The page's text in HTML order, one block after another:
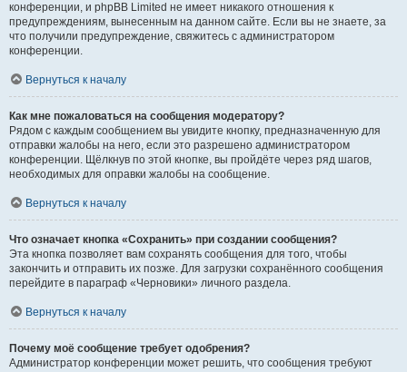
конференции, и phpBB Limited не имеет никакого отношения к
предупреждениям, вынесенным на данном сайте. Если вы не знаете, за
что получили предупреждение, свяжитесь с администратором
конференции.
Вернуться к началу
Как мне пожаловаться на сообщения модератору?
Рядом с каждым сообщением вы увидите кнопку, предназначенную для
отправки жалобы на него, если это разрешено администратором
конференции. Щёлкнув по этой кнопке, вы пройдёте через ряд шагов,
необходимых для оправки жалобы на сообщение.
Вернуться к началу
Что означает кнопка «Сохранить» при создании сообщения?
Эта кнопка позволяет вам сохранять сообщения для того, чтобы
закончить и отправить их позже. Для загрузки сохранённого сообщения
перейдите в параграф «Черновики» личного раздела.
Вернуться к началу
Почему моё сообщение требует одобрения?
Администратор конференции может решить, что сообщения требуют